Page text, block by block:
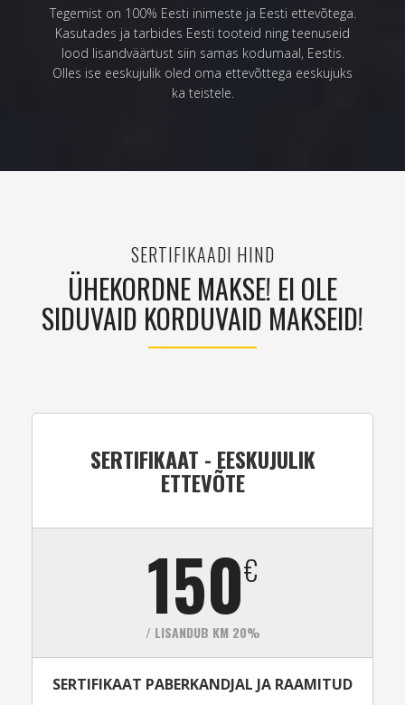
Tegemist on 100% Eesti inimeste ja Eesti ettevõtega.
Kasutades ja tarbides Eesti tooteid ning teenuseid
lood lisandväärtust siin samas kodumaal, Eestis.
Olles ise eeskujulik oled oma ettevõttega eeskujuks
ka teistele.
SERTIFIKAADI HIND
ÜHEKORDNE MAKSE! EI OLE
SIDUVAID KORDUVAID MAKSEID!
SERTIFIKAAT - EESKUJULIK
ETTEVÕTE
150€
/ LISANDUB KM 20%
SERTIFIKAAT PABERKANDJAL JA RAAMITUD